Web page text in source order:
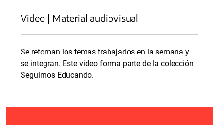
Video | Material audiovisual
Se retoman los temas trabajados en la semana y
se integran. Este video forma parte de la colección
Seguimos Educando.